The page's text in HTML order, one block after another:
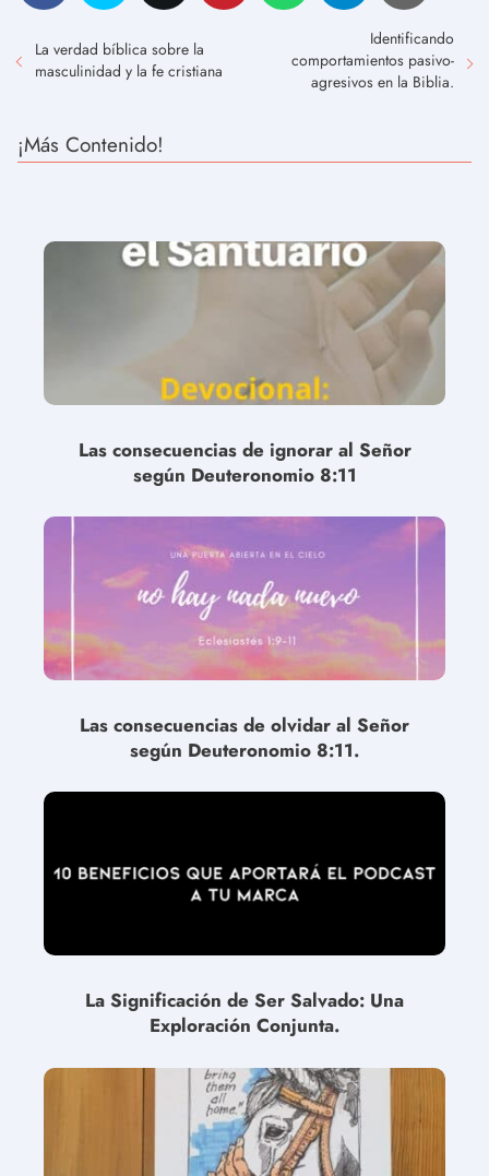
La verdad bíblica sobre la
masculinidad y la fe cristiana
Identificando
comportamientos pasivo-
agresivos en la Biblia.
¡Más Contenido!
Las consecuencias de ignorar al Señor
según Deuteronomio 8:11
Las consecuencias de olvidar al Señor
según Deuteronomio 8:11.
La Significación de Ser Salvado: Una
Exploración Conjunta.